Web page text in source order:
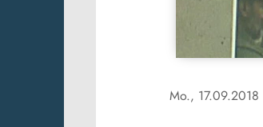
Mo., 17.09.2018